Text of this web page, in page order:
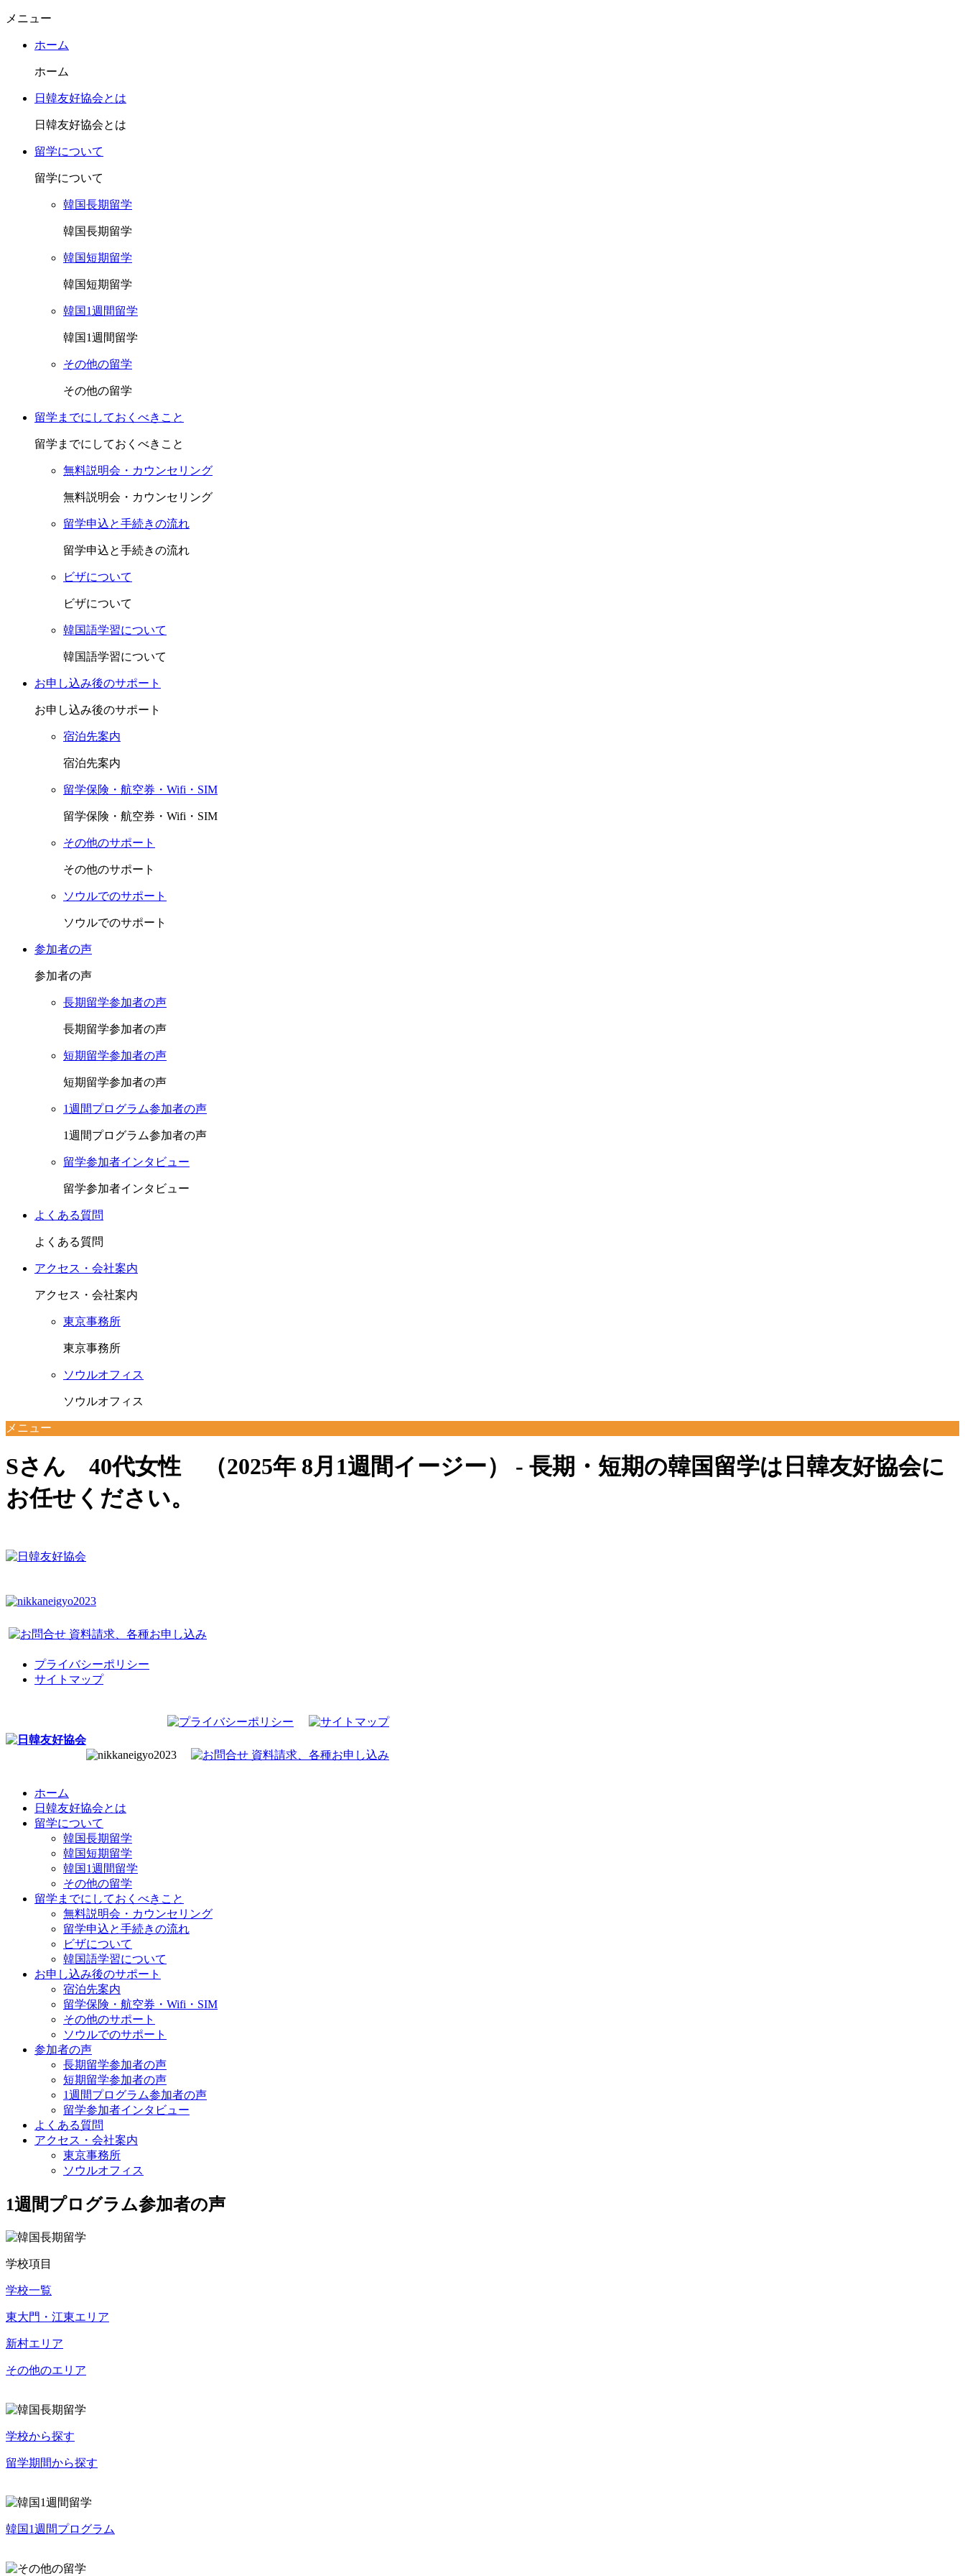
メニュー
ホーム
ホーム
日韓友好協会とは
日韓友好協会とは
留学について
留学について
韓国長期留学
韓国長期留学
韓国短期留学
韓国短期留学
韓国1週間留学
韓国1週間留学
その他の留学
その他の留学
留学までにしておくべきこと
留学までにしておくべきこと
無料説明会・カウンセリング
無料説明会・カウンセリング
留学申込と手続きの流れ
留学申込と手続きの流れ
ビザについて
ビザについて
韓国語学習について
韓国語学習について
お申し込み後のサポート
お申し込み後のサポート
宿泊先案内
宿泊先案内
留学保険・航空券・Wifi・SIM
留学保険・航空券・Wifi・SIM
その他のサポート
その他のサポート
ソウルでのサポート
ソウルでのサポート
参加者の声
参加者の声
長期留学参加者の声
長期留学参加者の声
短期留学参加者の声
短期留学参加者の声
1週間プログラム参加者の声
1週間プログラム参加者の声
留学参加者インタビュー
留学参加者インタビュー
よくある質問
よくある質問
アクセス・会社案内
アクセス・会社案内
東京事務所
東京事務所
ソウルオフィス
ソウルオフィス
メニュー
Sさん 40代女性 （2025年 8月1週間イージー） - 長期・短期の韓国留学は日韓友好協会に
お任せください。
プライバシーポリシー
サイトマップ
ホーム
日韓友好協会とは
留学について
韓国長期留学
韓国短期留学
韓国1週間留学
その他の留学
留学までにしておくべきこと
無料説明会・カウンセリング
留学申込と手続きの流れ
ビザについて
韓国語学習について
お申し込み後のサポート
宿泊先案内
留学保険・航空券・Wifi・SIM
その他のサポート
ソウルでのサポート
参加者の声
長期留学参加者の声
短期留学参加者の声
1週間プログラム参加者の声
留学参加者インタビュー
よくある質問
アクセス・会社案内
東京事務所
ソウルオフィス
1週間プログラム参加者の声
学校項目
学校一覧
東大門・江東エリア
新村エリア
その他のエリア
学校から探す
留学期間から探す
韓国1週間プログラム